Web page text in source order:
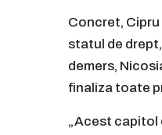
Concret,
statul de
demers,
finaliza toate
„Acest capitol